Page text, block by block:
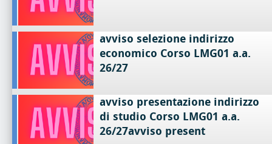
avviso selezione indirizzo
economico Corso LMG01 a.a.
26/27
avviso presentazione indirizzo
di studio Corso LMG01 a.a.
26/27avviso present